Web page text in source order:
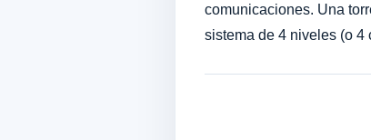
comunicaciones. Una
sistema de 4 niveles (o 4